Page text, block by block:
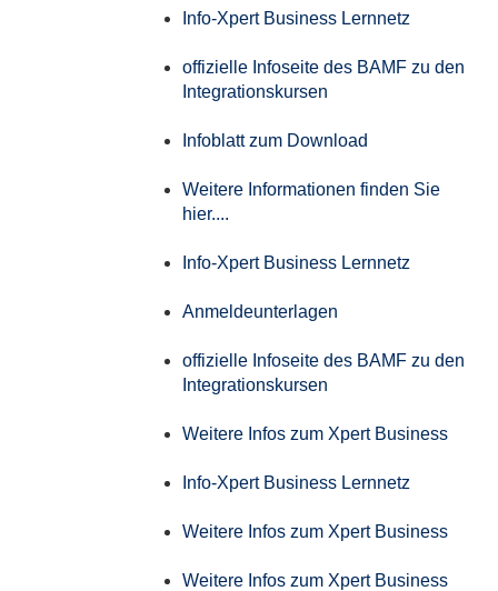
Info-Xpert Business Lernnetz
offizielle Infoseite des BAMF zu den
Integrationskursen
Infoblatt zum Download
Weitere Informationen finden Sie
hier....
Info-Xpert Business Lernnetz
Anmeldeunterlagen
offizielle Infoseite des BAMF zu den
Integrationskursen
Weitere Infos zum Xpert Business
Info-Xpert Business Lernnetz
Weitere Infos zum Xpert Business
Weitere Infos zum Xpert Business